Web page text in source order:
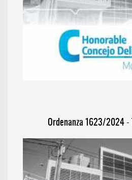
Ordenanza 1623/2024